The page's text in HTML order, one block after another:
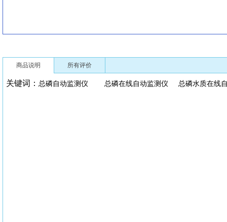
商品说明 所有评价
关键词： 总磷自动监测仪 总磷在线自动监测仪 总磷水质在线